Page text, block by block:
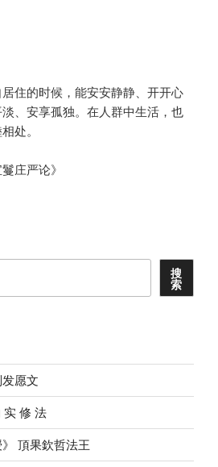
住的时候，能安安静静、开开心
、安享孤独。在人群中生活，也
处。
庄严论》
搜
索
愿文
实 修 法
頂果欽哲法王